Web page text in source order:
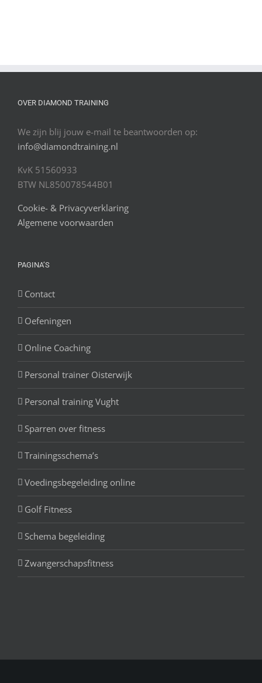
OVER DIAMOND TRAINING
We zijn blij jouw e-mail te beantwoorden op:
info@diamondtraining.nl
KvK 51560933
BTW NL850078544B01
Cookie- & Privacyverklaring
Algemene voorwaarden
PAGINA’S
Contact
Oefeningen
Online Coaching
Personal trainer Oisterwijk
Personal training Vught
Sparren over fitness
Trainingsschema’s
Voedingsbegeleiding online
Golf Fitness
Schema begeleiding
Zwangerschapsfitness